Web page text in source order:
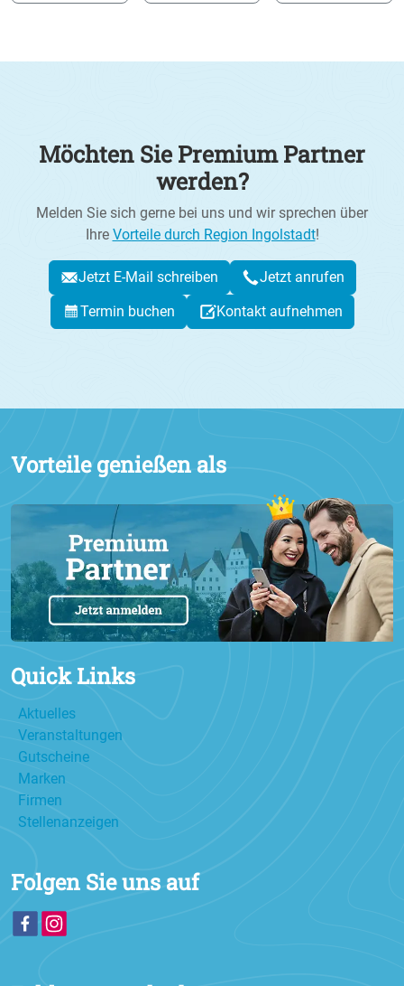
Möchten Sie Premium Partner
werden?
Melden Sie sich gerne bei uns und wir sprechen über
Ihre Vorteile durch Region Ingolstadt!
Jetzt E-Mail schreiben
Jetzt anrufen
Termin buchen
Kontakt aufnehmen
Vorteile genießen als
Quick Links
Aktuelles
Veranstaltungen
Gutscheine
Marken
Firmen
Stellenanzeigen
Folgen Sie uns auf